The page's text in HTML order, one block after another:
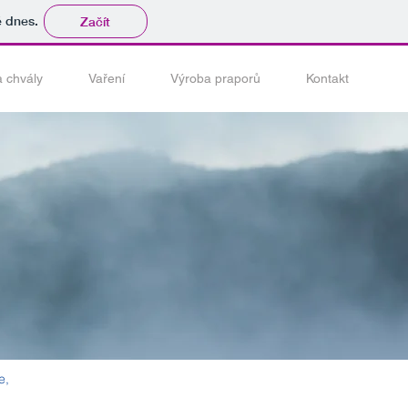
dnes. Začít
chvály Vaření Výroba praporů Kontakt